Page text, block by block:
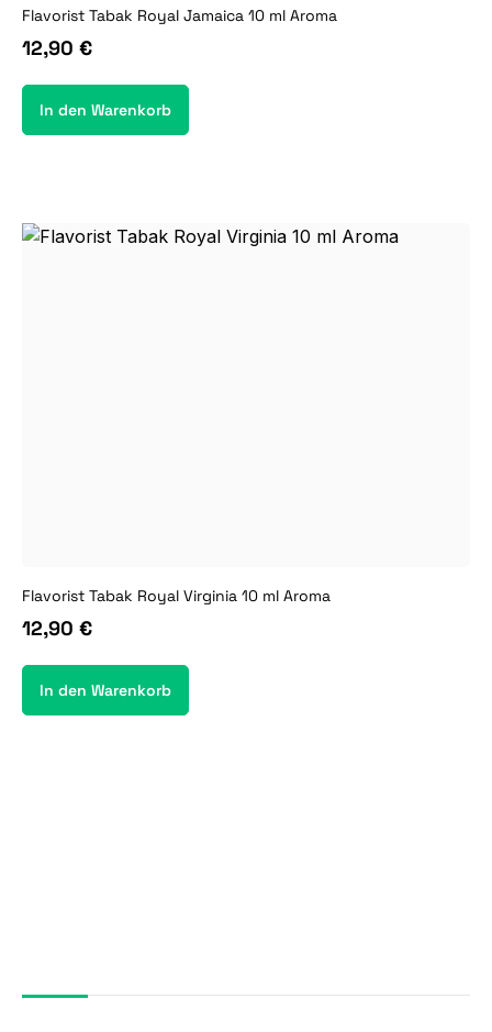
Flavorist Tabak Royal Jamaica 10 ml Aroma
12,90 €
In den Warenkorb
Flavorist Tabak Royal Virginia 10 ml Aroma
12,90 €
In den Warenkorb